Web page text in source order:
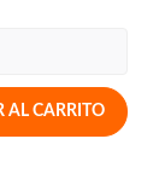
AL CARRITO